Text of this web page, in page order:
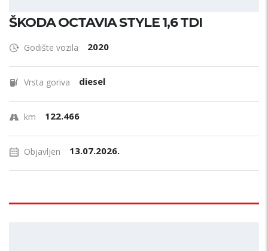
ŠKODA OCTAVIA STYLE 1,6 TDI
Godište vozila 2020
Vrsta goriva diesel
km 122.466
Objavljen 13.07.2026.